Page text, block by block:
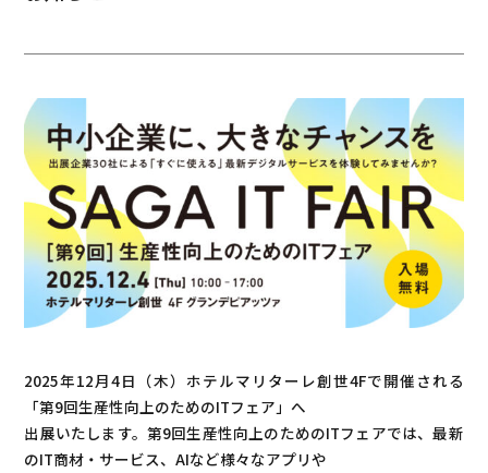
2025年12月4日（木）ホテルマリターレ創世4Fで開催される
「第9回生産性向上のためのITフェア」へ
出展いたします。第9回生産性向上のためのITフェアでは、最新
のIT商材・サービス、AIなど様々なアプリや